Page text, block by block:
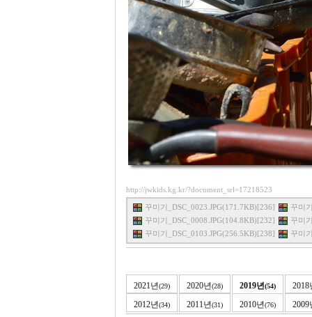
http://jwkids.kg.kr/?document_srl=17218523
꾸미기_DSC_0023.JPG(171.7KB)[236]
꾸미
꾸미기_DSC_0008.JPG(104.8KB)[232]
꾸미
꾸미기_DSC_0103.JPG(256.5KB)[238]
꾸미
2021년(29) 2020년(28) 2019년(54)
2018
2012년(34) 2011년(31) 2010년(76) 2009